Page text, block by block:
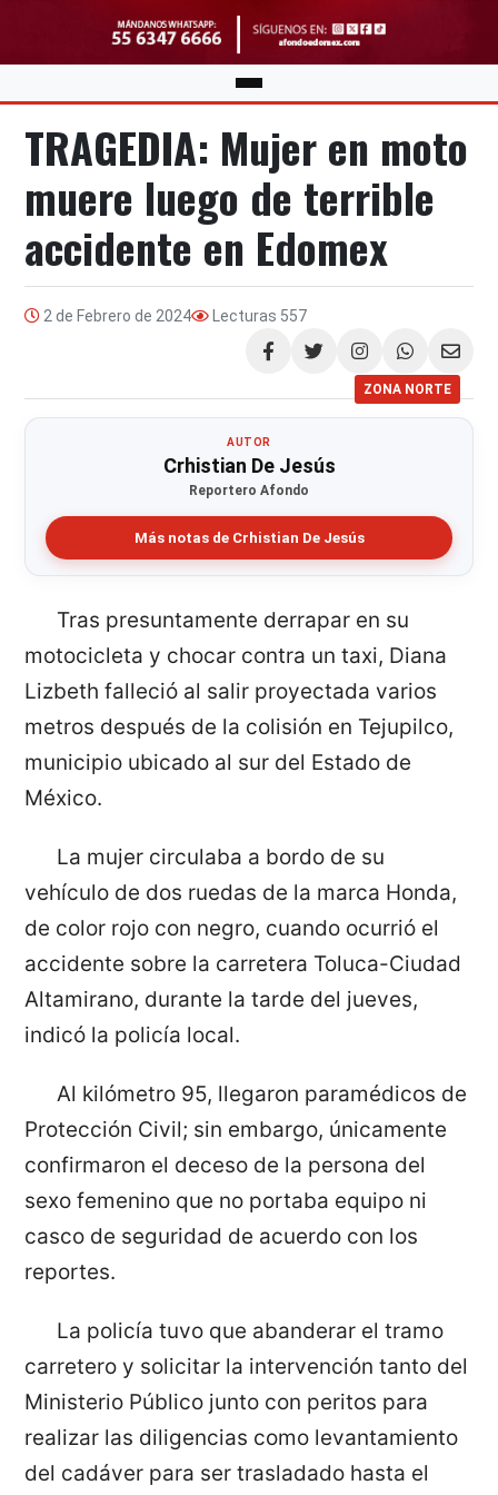
TRAGEDIA: Mujer en moto
muere luego de terrible
accidente en Edomex
2 de Febrero de 2024 Lecturas 557
Compartir
ZONA NORTE
AUTOR
Crhistian De Jesús
Reportero Afondo
Más notas de Crhistian De Jesús
Tras presuntamente derrapar en su
motocicleta y chocar contra un taxi, Diana
Lizbeth falleció al salir proyectada varios
metros después de la colisión en Tejupilco,
municipio ubicado al sur del Estado de
México.
La mujer circulaba a bordo de su
vehículo de dos ruedas de la marca Honda,
de color rojo con negro, cuando ocurrió el
accidente sobre la carretera Toluca-Ciudad
Altamirano, durante la tarde del jueves,
indicó la policía local.
Al kilómetro 95, llegaron paramédicos de
Protección Civil; sin embargo, únicamente
confirmaron el deceso de la persona del
sexo femenino que no portaba equipo ni
casco de seguridad de acuerdo con los
reportes.
La policía tuvo que abanderar el tramo
carretero y solicitar la intervención tanto del
Ministerio Público junto con peritos para
realizar las diligencias como levantamiento
del cadáver para ser trasladado hasta el